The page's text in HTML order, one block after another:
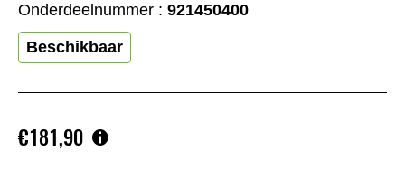
€181,90
Onderdeelnummer : 921450400
Beschikbaar